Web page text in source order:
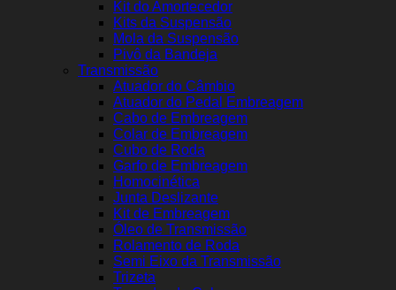
Kit do Amortecedor
Kits da Suspensão
Mola da Suspensão
Pivô da Bandeja
Transmissão
Atuador do Câmbio
Atuador do Pedal Embreagem
Cabo de Embreagem
Colar de Embreagem
Cubo de Roda
Garfo de Embreagem
Homocinética
Junta Deslizante
Kit de Embreagem
Óleo de Transmissão
Rolamento de Roda
Semi Eixo da Transmissão
Trizeta